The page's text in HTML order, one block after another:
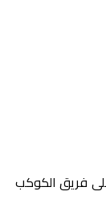
2024، بعد فوزه خارج ميدانه على فريق الكوكب